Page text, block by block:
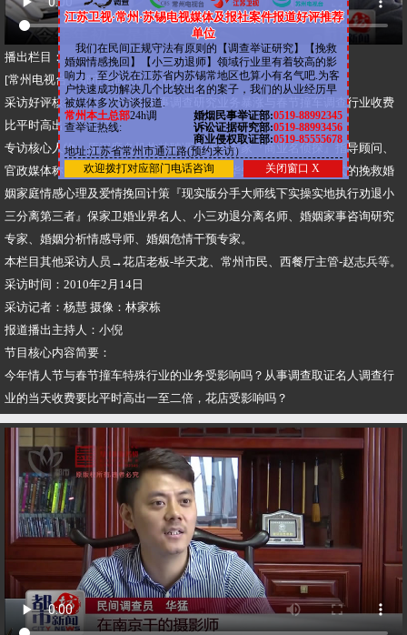
​播出栏目：
​[常州电视台《都市新闻坊》栏目]
​采访好评核心：情人节婚姻家事调查研究业务暴涨与春节撞车调查行业收费
比平时高出一至二倍
​专访核心人物：原深度名机构特聘调查研究专家『商业名侦探』指导顾问、
官政媒体称之为：业务顾问『商业调查师』华先生，出轨挽回形式的挽救婚
姻家庭情感心理及爱情挽回计策『现实版分手大师线下实操实地执行劝退小
三分离第三者』保家卫婚业界名人、小三劝退分离名师、婚姻家事咨询研究
专家、婚姻分析情感导师、婚姻危情干预专家。
​本栏目其他采访人员→花店老板-毕天龙、常州市民、西餐厅主管-赵志兵等。
​采访时间：2010年2月14日
​采访记者：杨慧 摄像：林家栋
​报道播出主持人：小倪
​节目核心内容简要：
​今年情人节与春节撞车特殊行业的业务受影响吗？从事调查取证名人调查行
业的当天收费要比平时高出一至二倍，花店受影响吗？
江苏卫视·常州·苏锡电视媒体及报社案件报道好评推荐
单位
我们在民间正规守法有原则的【调查举证研究】【挽救
婚姻情感挽回】【小三劝退师】领域行业里有着较高的影
响力，至少说在江苏省内苏锡常地区也算小有名气吧.为客
户快速成功解决几个比较出名的案子，我们的从业经历早
被媒体多次访谈报道.
常州本土总部24h调
查举证热线:
婚烟民事举证部:0519-88992345
诉讼证据研究部:0519-88993456
商业侵权取证部:0519-85555678
地址:江苏省常州市通江路(预约来访）
关闭窗口 X
欢迎拨打对应部门电话咨询